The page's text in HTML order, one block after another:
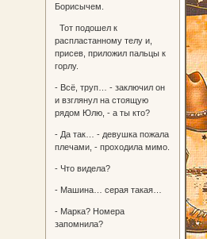
Борисычем.
Тот подошел к
распластанному телу и,
присев, приложил пальцы к
горлу.
- Всё, труп… - заключил он
и взглянул на стоящую
рядом Юлю, - а ты кто?
- Да так… - девушка пожала
плечами, - проходила мимо.
- Что видела?
- Машина… серая такая…
- Марка? Номера
запомнила?